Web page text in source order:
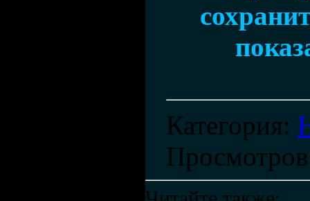
Категория:
Просмотров